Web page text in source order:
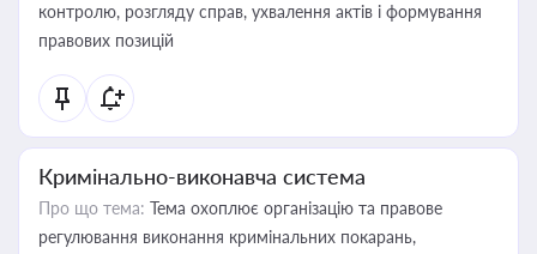
контролю, розгляду справ, ухвалення актів і формування
правових позицій
Кримінально-виконавча система
Про що тема: Тема охоплює організацію та правове
регулювання виконання кримінальних покарань,